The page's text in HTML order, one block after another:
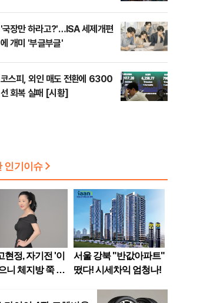
'국장만 하라고?'…ISA 세제개편
에 개미 '부글부글'
코스피, 외인 매도 전환에 6300
선 회복 실패 [시황]